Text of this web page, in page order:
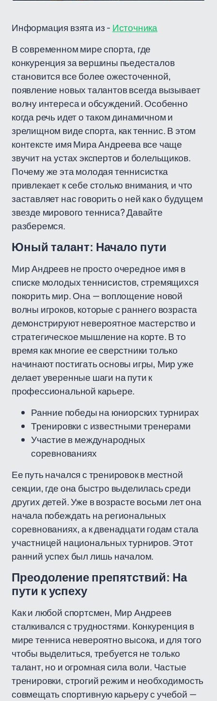
Информация взята из - Источника
В современном мире спорта, где
конкуренция за вершины пьедесталов
становится все более ожесточенной,
появление новых талантов всегда вызывает
волну интереса и обсуждений. Особенно
когда речь идет о таком динамичном и
зрелищном виде спорта, как теннис. В этом
контексте имя Мира Андреева все чаще
звучит на устах экспертов и болельщиков.
Почему же эта молодая теннисистка
привлекает к себе столько внимания, и что
заставляет нас говорить о ней как о будущем
звезде мирового тенниса? Давайте
разберемся.
Юный талант: Начало пути
Мир Андреев не просто очередное имя в
списке молодых теннисистов, стремящихся
покорить мир. Она — воплощение новой
волны игроков, которые с раннего возраста
демонстрируют невероятное мастерство и
стратегическое мышление на корте. В то
время как многие ее сверстники только
начинают постигать основы игры, Мир уже
делает уверенные шаги на пути к
профессиональной карьере.
Ранние победы на юниорских турнирах
Тренировки с известными тренерами
Участие в международных
соревнованиях
Ее путь начался с тренировок в местной
секции, где она быстро выделилась среди
других детей. Уже в возрасте восьми лет она
начала побеждать на региональных
соревнованиях, а к двенадцати годам стала
участницей национальных турниров. Этот
ранний успех был лишь началом.
Преодоление препятствий: На
пути к успеху
Как и любой спортсмен, Мир Андреев
сталкивался с трудностями. Конкуренция в
мире тенниса невероятно высока, и для того
чтобы выделиться, требуется не только
талант, но и огромная сила воли. Частые
тренировки, строгий режим и необходимость
совмещать спортивную карьеру с учебой —